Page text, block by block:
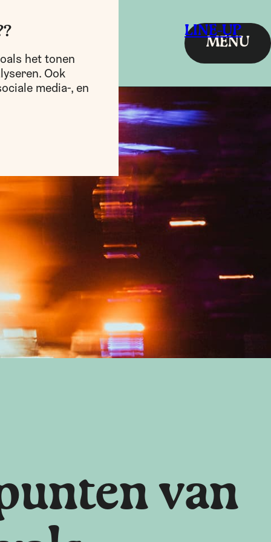
het tonen
Ook
media-, en
LINE-UP
MENU
van